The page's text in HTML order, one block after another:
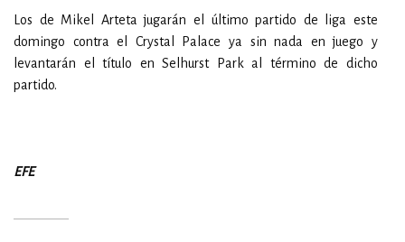
Los de Mikel Arteta jugarán el último partido de liga este
domingo contra el Crystal Palace ya sin nada en juego y
levantarán el título en Selhurst Park al término de dicho
partido.
EFE